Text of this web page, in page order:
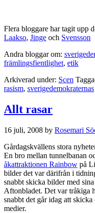
Flera bloggare har tagit upp
Laakso, Jinge och Svensson
Andra bloggar om:
främlingsfientlighet, etik
Arkiverad under: Scen
rasism, sverigedemokraternas
Allt rasar
16 juli, 2008 by Rosemari
Gårdagskvällens stora
En bro mellan tunnelbanan
åkattraktionen Rainbow på
bilder det var därifrån i
snabbt skicka bilder med
Aftonbladet. Det var tråkiga
snabbt det går idag att
medier.